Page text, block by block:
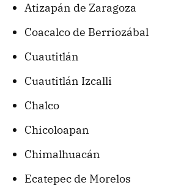
Atizapán de Zaragoza
Coacalco de Berriozábal
Cuautitlán
Cuautitlán Izcalli
Chalco
Chicoloapan
Chimalhuacán
Ecatepec de Morelos